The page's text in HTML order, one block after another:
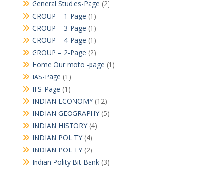
General Studies-Page (2)
GROUP – 1-Page (1)
GROUP – 3-Page (1)
GROUP – 4-Page (1)
GROUP – 2-Page (2)
Home Our moto -page (1)
IAS-Page (1)
IFS-Page (1)
INDIAN ECONOMY(12)
INDIAN GEOGRAPHY(5)
INDIAN HISTORY(4)
INDIAN POLITY(4)
INDIAN POLITY(2)
Indian Polity Bit Bank(3)